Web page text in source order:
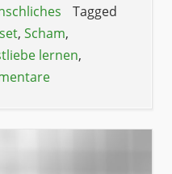
Tagged
, Scham,
lernen,